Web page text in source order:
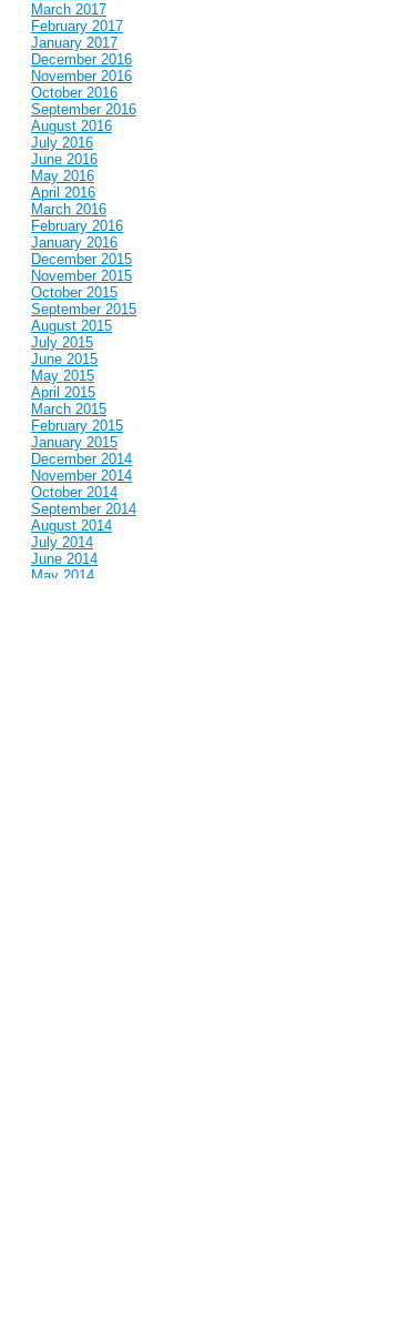
March 2017
February 2017
January 2017
December 2016
November 2016
October 2016
September 2016
August 2016
July 2016
June 2016
May 2016
April 2016
March 2016
February 2016
January 2016
December 2015
November 2015
October 2015
September 2015
August 2015
July 2015
June 2015
May 2015
April 2015
March 2015
February 2015
January 2015
December 2014
November 2014
October 2014
September 2014
August 2014
July 2014
June 2014
May 2014